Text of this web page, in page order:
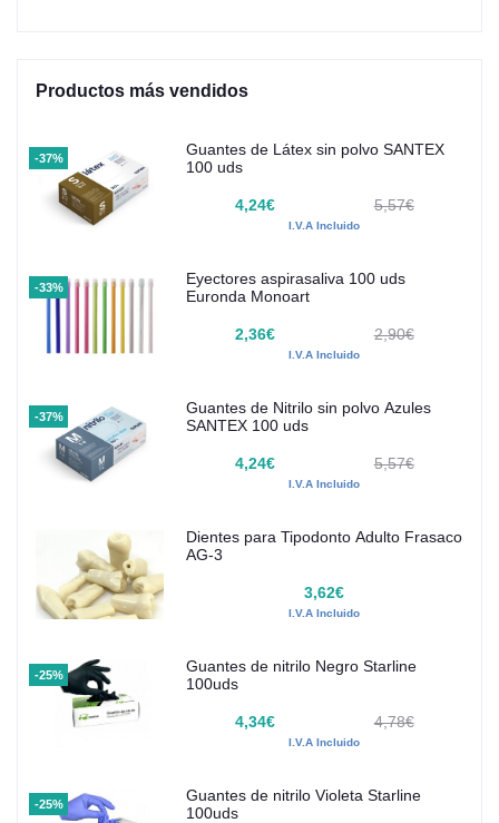
Productos más vendidos
-37%
Guantes de Látex sin polvo SANTEX
100 uds
4,24€ 5,57€
I.V.A Incluido
-33%
Eyectores aspirasaliva 100 uds
Euronda Monoart
2,36€ 2,90€
I.V.A Incluido
-37%
Guantes de Nitrilo sin polvo Azules
SANTEX 100 uds
4,24€ 5,57€
I.V.A Incluido
Dientes para Tipodonto Adulto Frasaco
AG-3
3,62€
I.V.A Incluido
-25%
Guantes de nitrilo Negro Starline
100uds
4,34€ 4,78€
I.V.A Incluido
-25%
Guantes de nitrilo Violeta Starline
100uds